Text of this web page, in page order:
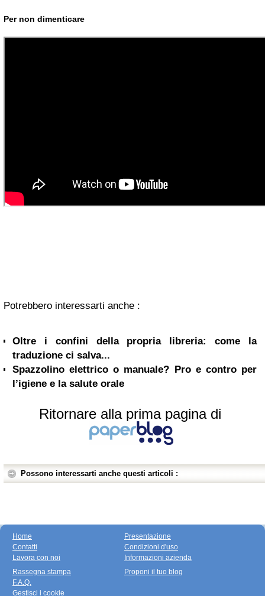
Per non dimenticare
Potrebbero interessarti anche :
Oltre i confini della propria libreria: come la
traduzione ci salva...
Spazzolino elettrico o manuale? Pro e contro per
l’igiene e la salute orale
Ritornare alla prima pagina di
Possono interessarti anche questi articoli :
Home
Contatti
Lavora con noi
Presentazione
Condizioni d'uso
Informazioni azienda
Rassegna stampa
F.A.Q.
Gestisci i cookie
Proponi il tuo blog